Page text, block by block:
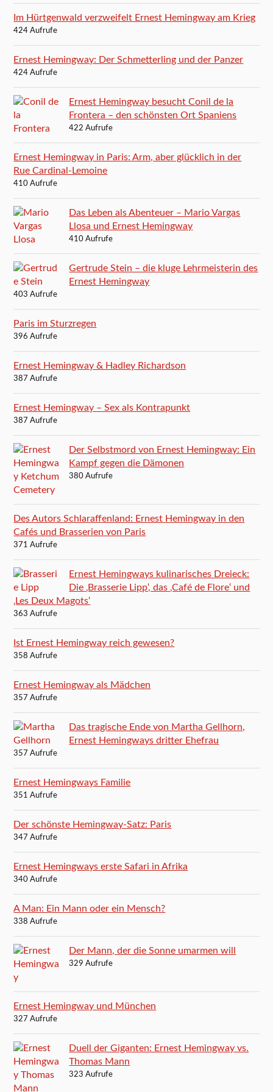
Im Hürtgenwald verzweifelt Ernest Hemingway am Krieg
424 Aufrufe
Ernest Hemingway: Der Schmetterling und der Panzer
424 Aufrufe
Ernest Hemingway besucht Conil de la
Frontera – den schönsten Ort Spaniens
422 Aufrufe
Ernest Hemingway in Paris: Arm, aber glücklich in der
Rue Cardinal-Lemoine
410 Aufrufe
Das Leben als Abenteuer – Mario Vargas
Llosa und Ernest Hemingway
410 Aufrufe
Gertrude Stein – die kluge Lehrmeisterin des
Ernest Hemingway
403 Aufrufe
Paris im Sturzregen
396 Aufrufe
Ernest Hemingway & Hadley Richardson
387 Aufrufe
Ernest Hemingway – Sex als Kontrapunkt
387 Aufrufe
Der Selbstmord von Ernest Hemingway: Ein
Kampf gegen die Dämonen
380 Aufrufe
Des Autors Schlaraffenland: Ernest Hemingway in den
Cafés und Brasserien von Paris
371 Aufrufe
Ernest Hemingways kulinarisches Dreieck:
Die ‚Brasserie Lipp‘, das ‚Café de Flore‘ und
‚Les Deux Magots‘
363 Aufrufe
Ist Ernest Hemingway reich gewesen?
358 Aufrufe
Ernest Hemingway als Mädchen
357 Aufrufe
Das tragische Ende von Martha Gellhorn,
Ernest Hemingways dritter Ehefrau
357 Aufrufe
Ernest Hemingways Familie
351 Aufrufe
Der schönste Hemingway-Satz: Paris
347 Aufrufe
Ernest Hemingways erste Safari in Afrika
340 Aufrufe
A Man: Ein Mann oder ein Mensch?
338 Aufrufe
Der Mann, der die Sonne umarmen will
329 Aufrufe
Ernest Hemingway und München
327 Aufrufe
Duell der Giganten: Ernest Hemingway vs.
Thomas Mann
323 Aufrufe